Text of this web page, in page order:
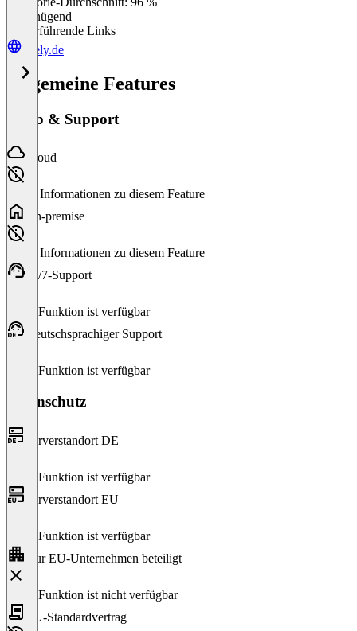
Ungenügend
Weiterführende Links
citely.de
Allgemeine Features
Setup & Support
Cloud
Keine Informationen zu diesem Feature
On-premise
Keine Informationen zu diesem Feature
24/7-Support
Diese Funktion ist verfügbar
Deutschsprachiger Support
Diese Funktion ist verfügbar
Datenschutz
Serverstandort DE
Diese Funktion ist verfügbar
Serverstandort EU
Diese Funktion ist verfügbar
Nur EU-Unternehmen beteiligt
Diese Funktion ist nicht verfügbar
EU-Standardvertrag